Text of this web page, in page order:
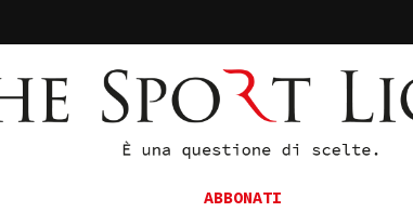
ABBONATI